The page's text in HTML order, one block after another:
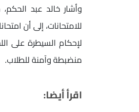
وأشار خالد عبد
للامتحانات، إلى أن
لإحكام السيطرة على
منضبطة وآمنة للطلاب.
اقرأ أيضا: